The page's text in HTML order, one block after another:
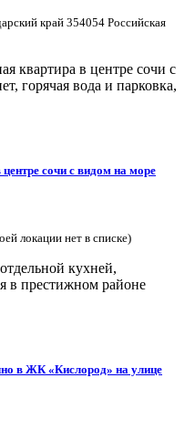
край 354054 Российская
квартира в центре сочи с
горячая вода и парковка,
сочи с видом на море
локации нет в списке)
кухней,
в престижном районе
в ЖК «Кислород» на улице